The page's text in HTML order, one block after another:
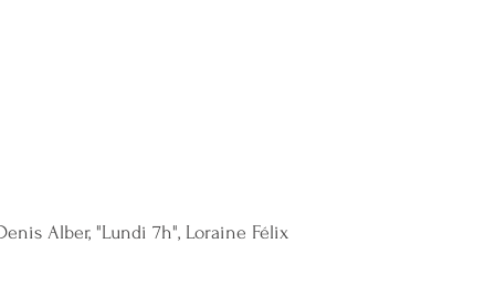
Alber, "Lundi 7h", Loraine Félix